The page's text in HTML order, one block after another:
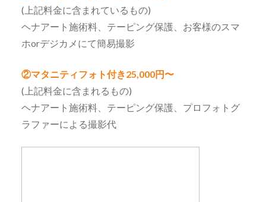
(上記料金に含まれているもの)
ヘナアート施術料、テーピング保護、お客様のスマ
ホorデジカメにて簡易撮影
②マタニティフォト付き25,000円〜
(上記料金に含まれるもの)
ヘナアート施術料、テーピング保護、プロフォトグ
ラファーによる撮影代